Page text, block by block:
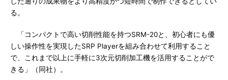
る。
「コンパクトで高い切削性能を持つSRM-20と、初心者にも優
しい操作性を実現したSRP Playerを組み合わせて利用すること
で、これまで以上に手軽に3次元切削加工機を活用することがで
きる」（同社）。